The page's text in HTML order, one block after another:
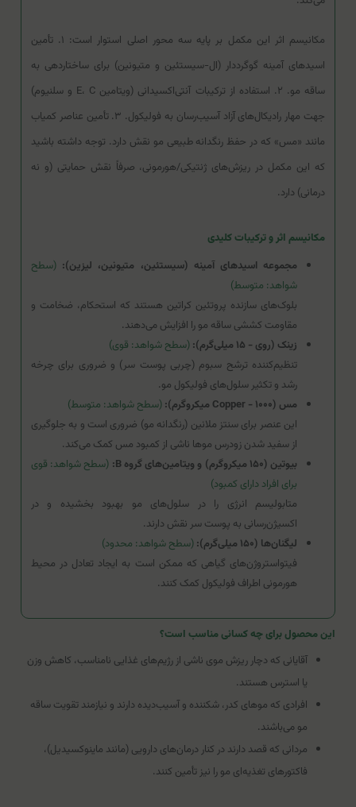
مکانیسم اثر این مکمل بر پایه سه محور اصلی استوار است: ۱. تأمین
اسیدهای آمینه گوگرددار (ال-سیستئین و متیونین) برای ساختاردهی به
ساقه مو. ۲. استفاده از ترکیبات آنتی‌اکسیدانی (ویتامین E، C و سلنیوم)
جهت مهار رادیکال‌های آزاد آسیب‌رسان به فولیکول. ۳. تأمین عناصر کمیاب
مانند «مس» که در حفظ رنگدانه طبیعی مو نقش دارد. توجه داشته باشید
که این مکمل در ریزش‌های ژنتیکی/هورمونی، صرفاً نقش حمایتی (و نه
درمانی) دارد.
مکانیسم اثر و ترکیبات کلیدی
مجموعه اسیدهای آمینه (سیستئین، متیونین، لیزین): (سطح
شواهد: متوسط)
بلوک‌های سازنده پروتئین کراتین هستند که استحکام، ضخامت و
مقاومت کششی ساقه مو را افزایش می‌دهند.
زینک (روی - ۱۵ میلی‌گرم):
(سطح شواهد: قوی)
تنظیم‌کننده ترشح سبوم (چربی پوست سر) و ضروری برای چرخه
رشد و تکثیر سلول‌های فولیکول مو.
مس (Copper - ۱۰۰۰ میکروگرم):
(سطح شواهد: متوسط)
این عنصر برای سنتز ملانین (رنگدانه مو) ضروری است و به جلوگیری
از سفید شدن زودرس موها ناشی از کمبود مس کمک می‌کند.
بیوتین (۱۵۰ میکروگرم) و ویتامین‌های گروه B:
(سطح شواهد: قوی
برای افراد دارای کمبود)
متابولیسم انرژی را در سلول‌های مو بهبود بخشیده و در
اکسیژن‌رسانی به پوست سر نقش دارند.
لیگنان‌ها (۱۵۰ میلی‌گرم):
(سطح شواهد: محدود)
فیتواستروژن‌های گیاهی که ممکن است به ایجاد تعادل در محیط
هورمونی اطراف فولیکول کمک کنند.
این محصول برای چه کسانی مناسب است؟
آقایانی که دچار ریزش موی ناشی از رژیم‌های غذایی نامناسب، کاهش وزن
یا استرس هستند.
افرادی که موهای کدر، شکننده و آسیب‌دیده دارند و نیازمند تقویت ساقه
مو می‌باشند.
مردانی که قصد دارند در کنار درمان‌های دارویی (مانند ماینوکسیدیل)،
فاکتورهای تغذیه‌ای مو را نیز تأمین کنند.